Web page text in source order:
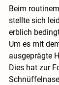
Beim
stellte sich
erblich
Um es mit
ausgeprägte
Dies hat zur